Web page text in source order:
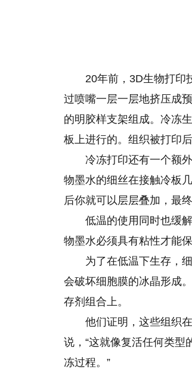
20年前，3D生物打印
过喷嘴一层一层地挤压成
的明胶样支架组成。冷冻
板上进行的。组织被打印
冷冻打印还有一个额
物墨水的细丝在接触冷板
后你就可以层层叠加，最
低温的使用同时也缓
物墨水必须具有粘性才能
为了在低温下生存，
会破坏细胞膜的冰晶形成
存剂组合上。
他们证明，这些组织
说，“这就像复活任何类
冻过程。”